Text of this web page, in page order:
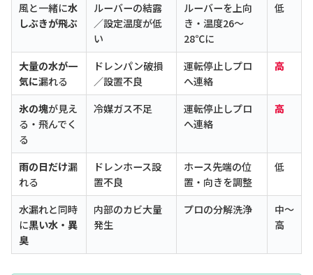
風と一緒に水
しぶきが飛ぶ
ルーバーの結露
／設定温度が低
い
ルーバーを上向
き・温度26〜
28℃に
低
大量の水が一
気に漏れる
ドレンパン破損
／設置不良
運転停止しプロ
へ連絡
高
氷の塊が見え
る・飛んでく
る
冷媒ガス不足
運転停止しプロ
へ連絡
高
雨の日だけ漏
れる
ドレンホース設
置不良
ホース先端の位
置・向きを調整
低
水漏れと同時
に黒い水・異
臭
内部のカビ大量
発生
プロの分解洗浄
中〜
高